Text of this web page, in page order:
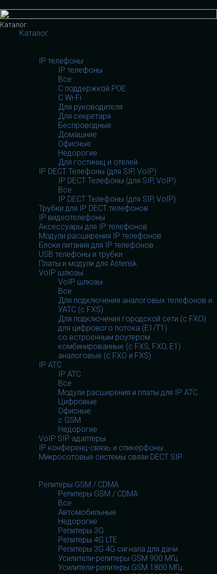
Каталог
Каталог
IP телефоны
IP телефоны
Все
С поддержкой POE
C Wi-Fi
Для руководителя
Для секретаря
Беспроводные
Домашние
Офисные
Недорогие
Для гостиниц и отелей
IP DECT Телефоны (для SIP, VoIP)
IP DECT Телефоны (для SIP, VoIP)
Все
IP DECT Телефоны (для SIP, VoIP)
Трубки для IP DECT телефонов
IP видеотелефоны
Аксессуары для IP телефонов
Модули расширения IP телефонов
Блоки питания для IP телефонов
USB телефоны и трубки
Платы и модули для Asterisk
VoIP шлюзы
VoIP шлюзы
Все
Для подключения аналоговых телефонов и
УАТС (с FXS)
Для подключения городской сети (с FXO)
для цифрового потока (E1/T1)
со встроенным роутером
комбинированные (c FXS, FXO, E1)
аналоговые (с FXO и FXS)
IP АТС
IP АТС
Все
Модули расширения и платы для IP АТС
Цифровые
Офисные
с GSM
Недорогие
VoIP SIP адаптеры
IP конференц-связь и спикерфоны
Микросотовые системы связи DECT SIP
Репитеры GSM / CDMA
Репитеры GSM / CDMA
Все
Автомобильные
Недорогие
Репитеры 3G
Репитеры 4G LTE
Репитеры 3G 4G сигнала для дачи
Усилители-репитеры GSM 900 МГц
Усилители-репитеры GSM 1800 МГц